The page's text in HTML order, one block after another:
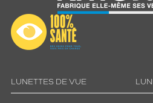
LUNETTES DE VUE